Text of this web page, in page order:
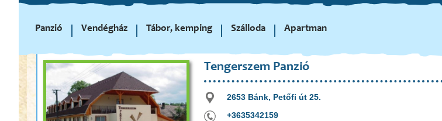
Panzió Vendégház Tábor, kemping Szálloda Apartman
Tengerszem Panzió
2653 Bánk, Petőfi út 25.
+3635342159